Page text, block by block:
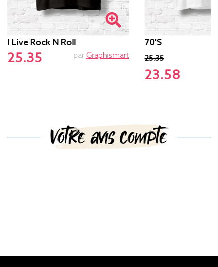
I Live Rock N Roll
25.35 par Graphismart
70's
25.35
23.58
Votre avis compte